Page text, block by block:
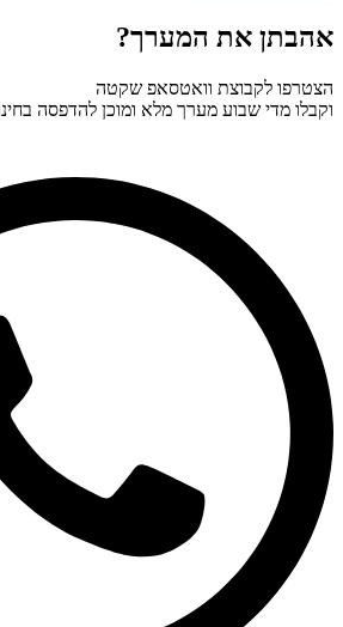
אהבתן את המערך?
הצטרפו לקבוצת וואטסאפ שקטה
וקבלו מדי שבוע מערך מלא ומוכן להדפסה